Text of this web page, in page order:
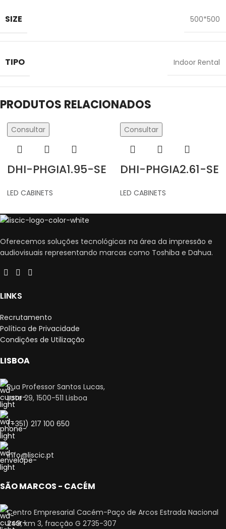
SIZE 500*500
TIPO Indoor Rental
PRODUTOS RELACIONADOS
Consultar
DHI-PHGIA1.95-SE
LED CABINETS
Consultar
DHI-PHGIA2.61-SE
LED CABINETS
Oferecemos soluções tecnológicas na área da impressão e
audiovisuais representando marcas como Toshiba e Dahua.
LINKS
Recrutamento
Política de Privacidade
Condições de Utilização
LISBOA
Rua Professor Santos Lucas,
Lote 29, 1500-511 Lisboa
(+351) 217 100 650
info@liscic.pt
SÃO MARCOS - CACÉM
Centro Empresarial Cacém-Paço de Arcos Estrada Nacional
249, km 3, fracção G 2735-307